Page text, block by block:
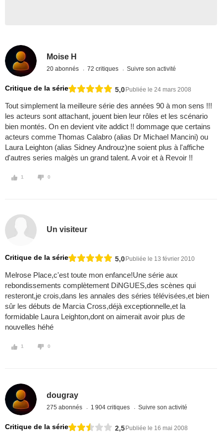
Moise H
20 abonnés 72 critiques Suivre son activité
Critique de la série 5,0 Publiée le 24 mars 2008
Tout simplement la meilleure série des années 90 à mon sens !!!
les acteurs sont attachant, jouent bien leur rôles et les scénario
bien montés. On en devient vite addict !! dommage que certains
acteurs comme Thomas Calabro (alias Dr Michael Mancini) ou
Laura Leighton (alias Sidney Androuz)ne soient plus à l'affiche
d'autres series malgès un grand talent. A voir et à Revoir !!
1 0
Un visiteur
Critique de la série 5,0 Publiée le 13 février 2010
Melrose Place,c'est toute mon enfance!Une série aux
rebondissements complètement DiNGUES,des scènes qui
resteront,je crois,dans les annales des séries télévisées,et bien
sûr les débuts de Marcia Cross,déjà exceptionnelle,et la
formidable Laura Leighton,dont on aimerait avoir plus de
nouvelles héhé
1 0
dougray
275 abonnés 1 904 critiques Suivre son activité
Critique de la série 2,5 Publiée le 16 mai 2008